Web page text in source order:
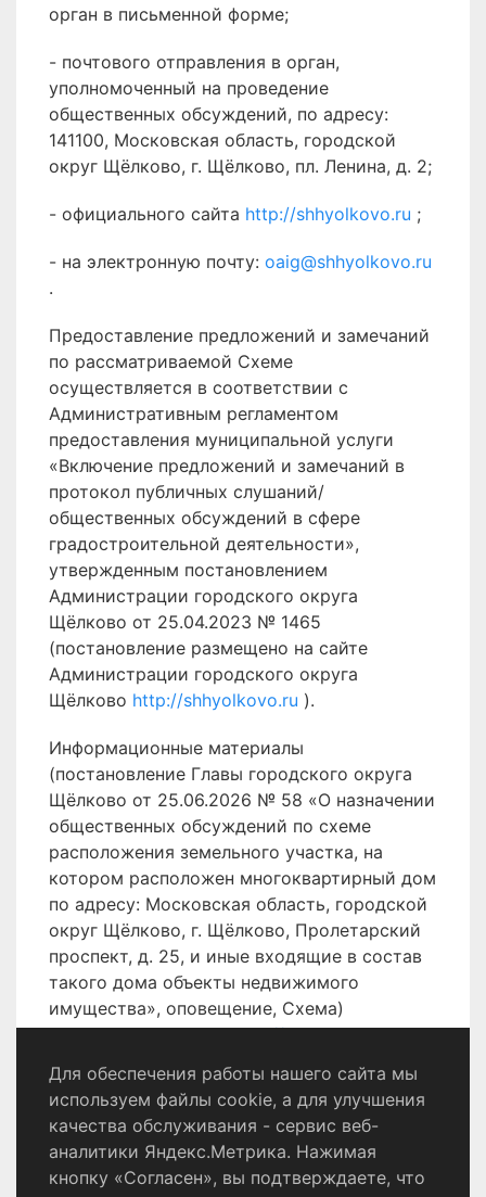
орган в письменной форме;
- почтового отправления в орган,
уполномоченный на проведение
общественных обсуждений, по адресу:
141100, Московская область, городской
округ Щёлково, г. Щёлково, пл. Ленина, д. 2;
- официального сайта http://shhyolkovo.ru ;
- на электронную почту: oaig@shhyolkovo.ru
.
Предоставление предложений и замечаний
по рассматриваемой Схеме
осуществляется в соответствии с
Административным регламентом
предоставления муниципальной услуги
«Включение предложений и замечаний в
протокол публичных слушаний/
общественных обсуждений в сфере
градостроительной деятельности»,
утвержденным постановлением
Администрации городского округа
Щёлково от 25.04.2023 № 1465
(постановление размещено на сайте
Администрации городского округа
Щёлково http://shhyolkovo.ru ).
Информационные материалы
(постановление Главы городского округа
Щёлково от 25.06.2026 № 58 «О назначении
общественных обсуждений по схеме
расположения земельного участка, на
котором расположен многоквартирный дом
по адресу: Московская область, городской
округ Щёлково, г. Щёлково, Пролетарский
проспект, д. 25, и иные входящие в состав
такого дома объекты недвижимого
имущества», оповещение, Схема)
размещены на сайтеhttp://shhyolkovo.ru.
Политика конфиденциальности
Согласие на обработку персональных данных
Для обеспечения работы нашего сайта мы
используем файлы cookie, а для улучшения
качества обслуживания - сервис веб-
аналитики Яндекс.Метрика. Нажимая
кнопку «Согласен», вы подтверждаете, что